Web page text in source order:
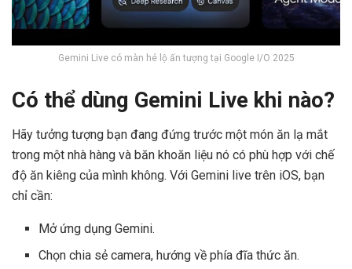
Gemini Live có màn hé lộ ấn tượng tại Google I/O 2025
Có thể dùng Gemini Live khi nào?
Hãy tưởng tượng bạn đang đứng trước một món ăn lạ mắt
trong một nhà hàng và băn khoăn liệu nó có phù hợp với chế
độ ăn kiêng của mình không. Với Gemini live trên iOS, bạn
chỉ cần:
Mở ứng dụng Gemini.
Chọn chia sẻ camera, hướng về phía đĩa thức ăn.